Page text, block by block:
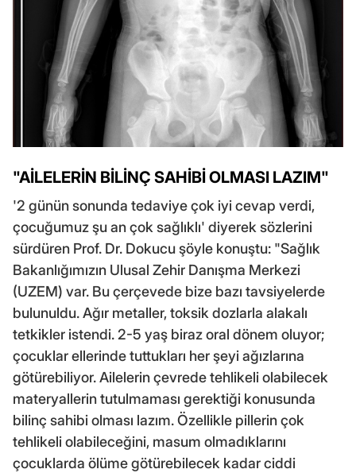
"AİLELERİN BİLİNÇ SAHİBİ OLMASI LAZIM"
'2 günün sonunda tedaviye çok iyi cevap verdi,
çocuğumuz şu an çok sağlıklı' diyerek sözlerini
sürdüren Prof. Dr. Dokucu şöyle konuştu: "Sağlık
Bakanlığımızın Ulusal Zehir Danışma Merkezi
(UZEM) var. Bu çerçevede bize bazı tavsiyelerde
bulunuldu. Ağır metaller, toksik dozlarla alakalı
tetkikler istendi. 2-5 yaş biraz oral dönem oluyor;
çocuklar ellerinde tuttukları her şeyi ağızlarına
götürebiliyor. Ailelerin çevrede tehlikeli olabilecek
materyallerin tutulmaması gerektiği konusunda
bilinç sahibi olması lazım. Özellikle pillerin çok
tehlikeli olabileceğini, masum olmadıklarını
çocuklarda ölüme götürebilecek kadar ciddi